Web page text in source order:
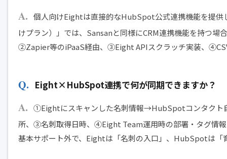
個人向けEightは直接的なHubSpot公式連携機能を提
けプラン）」では、Sansanと同様にCRM連携機能を持つ
②Zapier等のiPaaS経由、③Eight APIスクラッチ実装、
Eight×HubSpot連携で何が同期できますか？
①Eightにスキャンした名刺情報→HubSpotコンタクト
所、③名刺取得日時、④Eight Team運用時の部署・タグ情
基本サポート外で、Eightは「名刺の入口」、HubSpotは「